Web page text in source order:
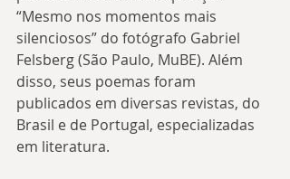
“Mesmo nos momentos mais
silenciosos” do fotógrafo Gabriel
Felsberg (São Paulo, MuBE). Além
disso, seus poemas foram
publicados em diversas revistas, do
Brasil e de Portugal, especializadas
em literatura.